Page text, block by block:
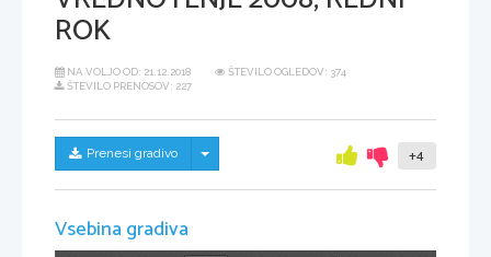
ROK
NA VOLJO OD: 21.12.2018
ŠTEVILO OGLEDOV: 374
ŠTEVILO PRENOSOV: 227
Prenesi gradivo Skrij/prikaži meni +4
Vsebina gradiva